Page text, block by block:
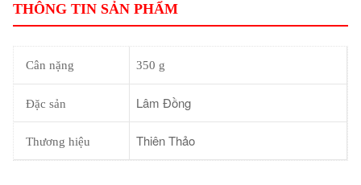
THÔNG TIN SẢN PHẨM
Cân nặng 350 g
Đặc sản Lâm Đồng
Thương hiệu Thiên Thảo